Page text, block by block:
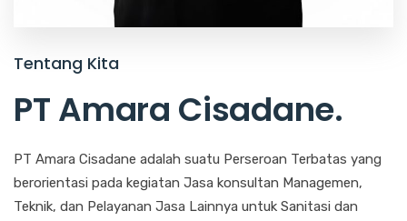
Tentang Kita
PT Amara Cisadane.
PT Amara Cisadane adalah suatu Perseroan Terbatas yang
berorientasi pada kegiatan Jasa konsultan Managemen,
Teknik, dan Pelayanan Jasa Lainnya untuk Sanitasi dan